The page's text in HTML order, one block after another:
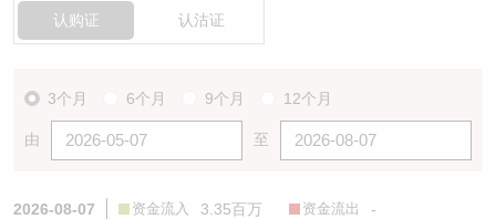
认购证 认沽证
3个月 6个月 9个月 12个月
由 至
2026-08-07 资金流入 3.35百万 资金流出 -